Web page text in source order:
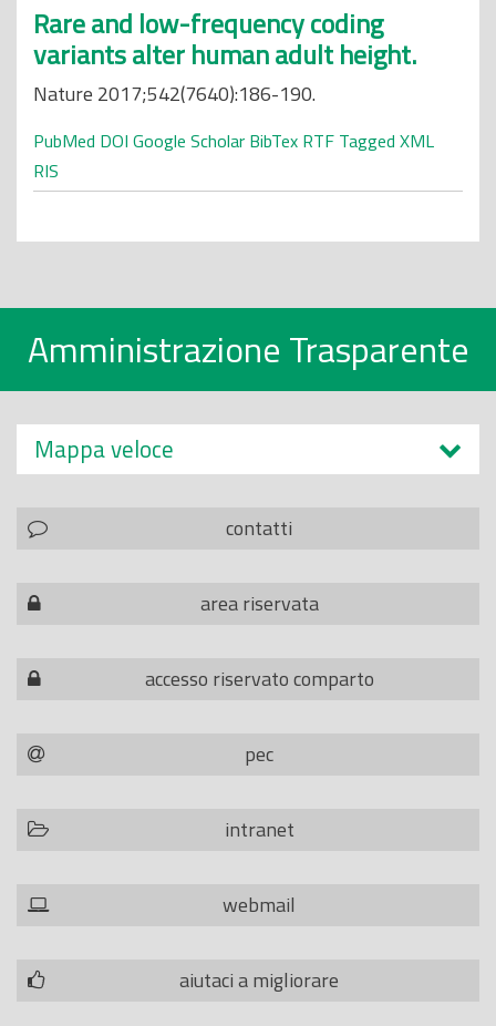
Rare and low-frequency coding
variants alter human adult height.
Nature 2017;542(7640):186-190.
PubMed DOI Google Scholar BibTex RTF Tagged XML
RIS
Amministrazione Trasparente
Mappa veloce
contatti
area riservata
accesso riservato comparto
pec
intranet
webmail
aiutaci a migliorare